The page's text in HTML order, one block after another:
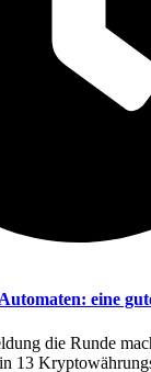
eine
die Runde
13